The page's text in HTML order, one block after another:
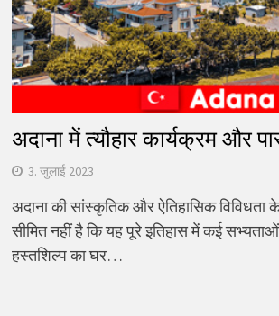
अदाना में त्यौहार कार्यक्रम और
3. जुलाई 2023
अदाना की सांस्कृतिक और ऐतिहासिक
सीमित नहीं है कि यह पूरे इतिहास में कई
हस्तशिल्प का घर…